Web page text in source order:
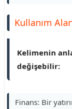
Kullanım
Kelimenin
değişebilir:
Finans: Bir